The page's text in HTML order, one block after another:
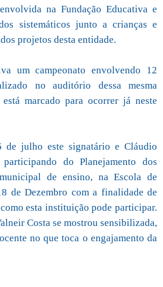
na Fundação Educativa e
sistemáticos junto a crianças e
projetos desta entidade.
um campeonato envolvendo 12
no auditório dessa mesma
marcado para ocorrer já neste
de julho este signatário e Cláudio
participando do Planejamento dos
de ensino, na Escola de
de Dezembro com a finalidade de
esta instituição pode participar.
Costa se mostrou sensibilizada,
no que toca o engajamento da